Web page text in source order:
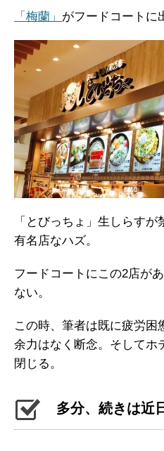
「梅蘭」 がフードコートに
「とびっちょ」生しらす
有名店なハズ。
フードコートにこの2店が
ない。
この時、筆者は既に疲労困
余力はなく断念。そしてホ
閉じる。
多分、続きは近